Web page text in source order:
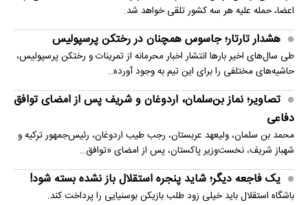
اعضا، حمله علیه هر سه کشور تلقی خواهد شد.
هشدار تارتار؛ جاسوس همچنان در رختکن پرسپولیس
طی سال‌های اخیر بارها انتشار اخبار محرمانه از تمرینات و رختکن پرسپولیس،
حاشیه‌های مختلفی را برای این تیم به وجود آورده…
تصاویر؛ نماز بن‌سلمان، اردوغان و شریف پس از امضای توافق
دفاعی
محمد بن سلمان، ولیعهد عربستان، رجب طیب اردوغان، رئیس‌جمهور ترکیه و
شهباز شریف، نخست‌وزیر پاکستان، پس از امضای «توافق…
یک فاجعه دیگر؛ شاید پنجره استقلال باز نشده بسته شود!
باشگاه استقلال باید خیلی زود طلب بازیکن بوسنیایی را پرداخت کند.